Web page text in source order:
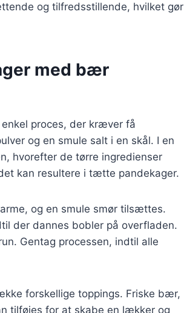
og tilfredsstillende, hvilket gør
med bær
proces, der kræver få
og en smule salt i en skål. I en
hvorefter de tørre ingredienser
kan resultere i tætte pandekager.
og en smule smør tilsættes.
der dannes bobler på overfladen.
Gentag processen, indtil alle
forskellige toppings. Friske bær,
tilføjes for at skabe en lækker og